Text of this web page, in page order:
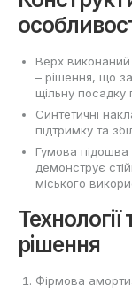
Верх виконаний
– рішення, що
щільну посадку
Синтетичні
підтримку та
Гумова
демонструє
міського
рішення
Фірмова